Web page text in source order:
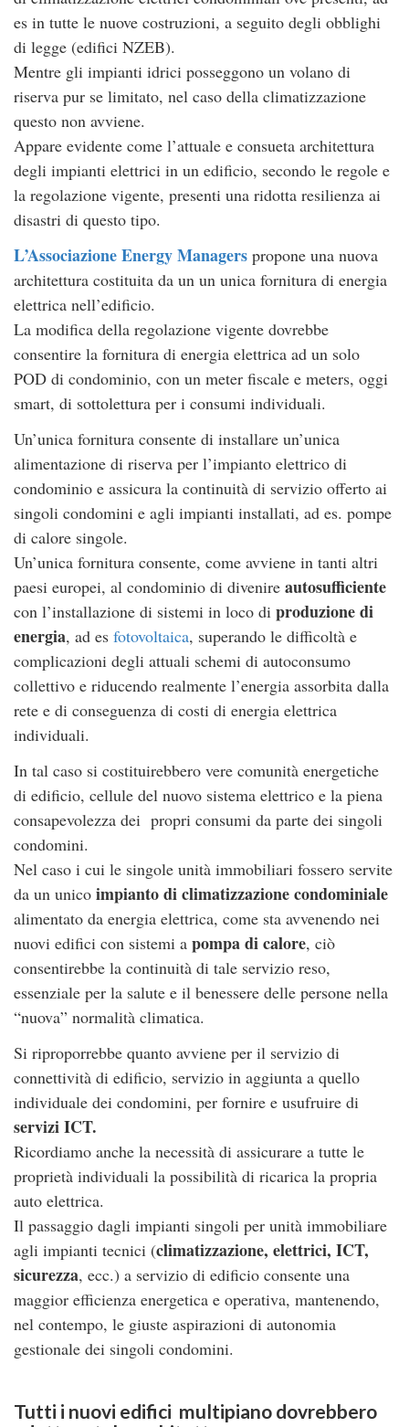
es in tutte le nuove costruzioni, a seguito degli obblighi
di legge (edifici NZEB).
Mentre gli impianti idrici posseggono un volano di
riserva pur se limitato, nel caso della climatizzazione
questo non avviene.
Appare evidente come l’attuale e consueta architettura
degli impianti elettrici in un edificio, secondo le regole e
la regolazione vigente, presenti una ridotta resilienza ai
disastri di questo tipo.
L’Associazione Energy Managers propone una nuova
architettura costituita da un un unica fornitura di energia
elettrica nell’edificio.
La modifica della regolazione vigente dovrebbe
consentire la fornitura di energia elettrica ad un solo
POD di condominio, con un meter fiscale e meters, oggi
smart, di sottolettura per i consumi individuali.
Un’unica fornitura consente di installare un’unica
alimentazione di riserva per l’impianto elettrico di
condominio e assicura la continuità di servizio offerto ai
singoli condomini e agli impianti installati, ad es. pompe
di calore singole.
Un’unica fornitura consente, come avviene in tanti altri
paesi europei, al condominio di divenire autosufficiente
con l’installazione di sistemi in loco di produzione di
energia, ad es fotovoltaica, superando le difficoltà e
complicazioni degli attuali schemi di autoconsumo
collettivo e riducendo realmente l’energia assorbita dalla
rete e di conseguenza di costi di energia elettrica
individuali.
In tal caso si costituirebbero vere comunità energetiche
di edificio, cellule del nuovo sistema elettrico e la piena
consapevolezza dei propri consumi da parte dei singoli
condomini.
Nel caso i cui le singole unità immobiliari fossero servite
da un unico impianto di climatizzazione condominiale
alimentato da energia elettrica, come sta avvenendo nei
nuovi edifici con sistemi a pompa di calore, ciò
consentirebbe la continuità di tale servizio reso,
essenziale per la salute e il benessere delle persone nella
“nuova” normalità climatica.
Si riproporrebbe quanto avviene per il servizio di
connettività di edificio, servizio in aggiunta a quello
individuale dei condomini, per fornire e usufruire di
servizi ICT.
Ricordiamo anche la necessità di assicurare a tutte le
proprietà individuali la possibilità di ricarica la propria
auto elettrica.
Il passaggio dagli impianti singoli per unità immobiliare
agli impianti tecnici (climatizzazione, elettrici, ICT,
sicurezza, ecc.) a servizio di edificio consente una
maggior efficienza energetica e operativa, mantenendo,
nel contempo, le giuste aspirazioni di autonomia
gestionale dei singoli condomini.
Tutti i nuovi edifici multipiano dovrebbero